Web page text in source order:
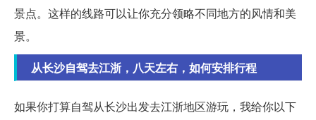
景点。这样的线路可以让你充分领略不同地方的风情和美
景。
从长沙自驾去江浙，八天左右，如何安排行程
如果你打算自驾从长沙出发去江浙地区游玩，我给你以下